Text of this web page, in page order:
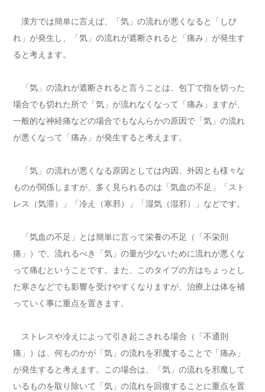
漢方では簡単に言えば、「気」の流れが悪くなると「しび
れ」が発生し、「気」の流れが遮断されると「痛み」が発生す
ると考えます。
「気」の流れが遮断されると言うことは、包丁で指を切った
場合でも切れた所で「気」が流れなくなって「痛み」ますが、
一般的な神経痛などの場合でもなんらかの原因で「気」の流れ
が悪くなって「痛み」が発生すると考えます。
「気」の流れが悪くなる原因としては内因、外因とも様々な
ものが関係しますが、多く見られるのは「気血の不足」「スト
レス（気滞）」「冷え（寒邪）」「湿気（湿邪）」などです。
「気血の不足」とは簡単に言って栄養の不足（「不栄則
痛」）で、流れるべき「気」の量が少ないために流れが悪くな
って痛むということです。また、このタイプの方はちょっとし
た寒さなどでも影響を受けやすくなりますが、治療上は体を補
っていく事に重点を置きます。
ストレスや冷えによって引き起こされる場合（「不通則
痛」）は、何ものかが「気」の流れを邪魔することで「痛み」
が発生すると考えます。この場合は、「気」の流れを邪魔して
いるものを取り除いて「気」の流れを回復することに重点を置